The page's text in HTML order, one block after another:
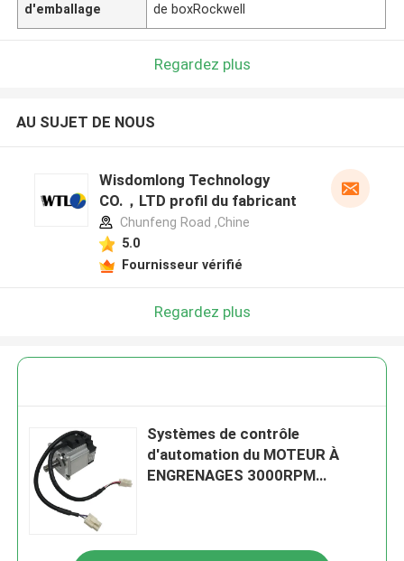
d'emballage
de boxRockwell
Regardez plus
AU SUJET DE NOUS
Wisdomlong Technology
CO.，LTD profil du fabricant
Chunfeng Road ,Chine
5.0
Fournisseur vérifié
Regardez plus
Systèmes de contrôle
d'automation du MOTEUR À
ENGRENAGES 3000RPM